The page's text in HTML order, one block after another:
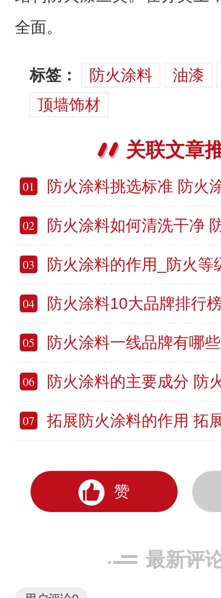
全面。
标签： 防火涂料
油漆
顶墙饰材
关联文章
01 防火涂料挑选标准 防火
02 防火涂料如何清洗干净 防
03 防火涂料的作用_防火等级_
04 防火涂料10大品牌排行
05 防火涂料一线品牌有哪些 防火涂料
06 防火涂料的主要成分 防
07 拓展防火涂料的作用 拓展防火涂
赞
最新评